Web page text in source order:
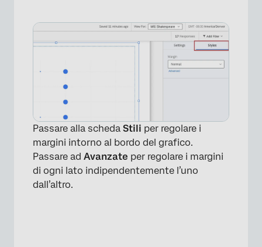
Passare alla scheda Stili per regolare i
margini intorno al bordo del grafico.
Passare ad Avanzate per regolare i margini
di ogni lato indipendentemente l’uno
dall’altro.